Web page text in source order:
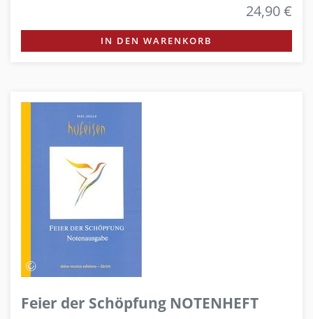
24,90 €
IN DEN WARENKORB
Feier der Schöpfung NOTENHEFT